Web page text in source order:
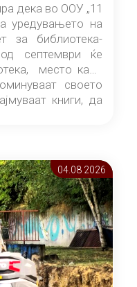
дека во ООУ „11
уредувањето на
за библиотека-
од септември ќе
место каде
своето
книги, да
04.08 2026